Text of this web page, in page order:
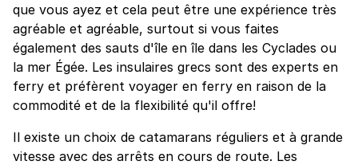
que vous ayez et cela peut être une expérience très
agréable et agréable, surtout si vous faites
également des sauts d'île en île dans les Cyclades ou
la mer Égée. Les insulaires grecs sont des experts en
ferry et préfèrent voyager en ferry en raison de la
commodité et de la flexibilité qu'il offre!
Il existe un choix de catamarans réguliers et à grande
vitesse avec des arrêts en cours de route. Les